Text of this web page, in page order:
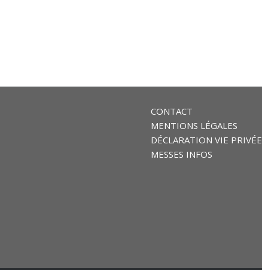
CONTACT
MENTIONS LÉGALES
DÉCLARATION VIE PRIVÉE
MESSES INFOS